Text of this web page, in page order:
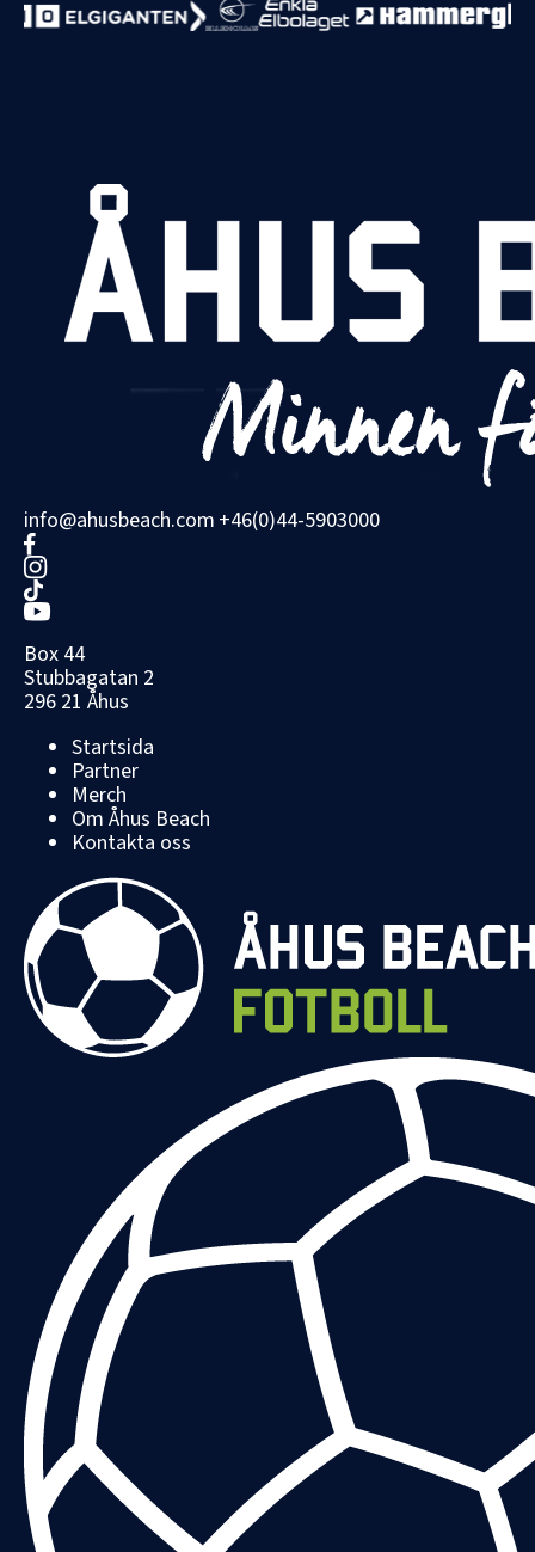
info@ahusbeach.com +46(0)44-5903000
Box 44
Stubbagatan 2
296 21 Åhus
Startsida
Partner
Merch
Om Åhus Beach
Kontakta oss